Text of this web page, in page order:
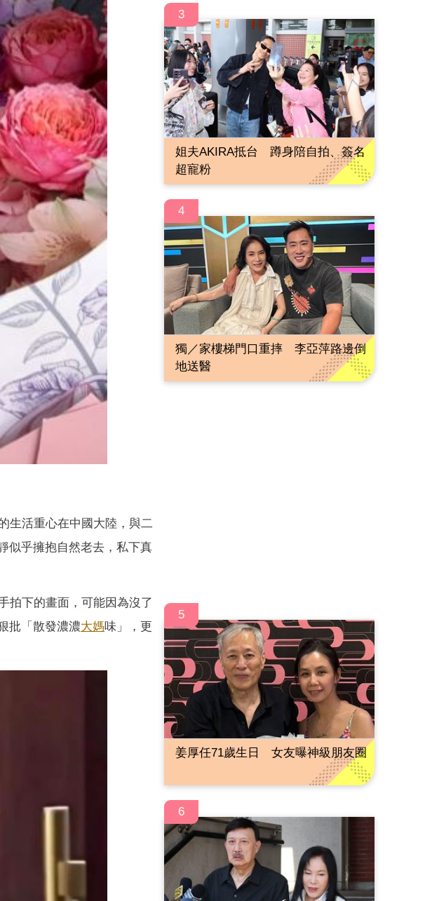
生活重心在中國大陸，與二
似乎擁抱自然老去，私下真
拍下的畫面，可能因為沒了
批「散發濃濃大媽味」，更
3
姐夫AKIRA抵台 蹲身陪自拍、簽名
超寵粉
4
獨／家樓梯門口重摔 李亞萍路邊倒
地送醫
5
姜厚任71歲生日 女友曝神級朋友圈
6